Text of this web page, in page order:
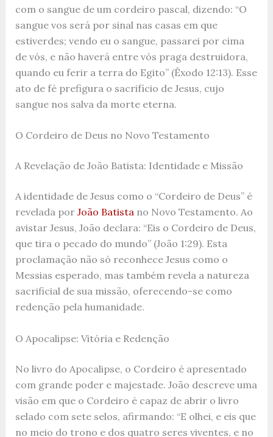
com o sangue de um cordeiro pascal, dizendo: “O
sangue vos será por sinal nas casas em que
estiverdes; vendo eu o sangue, passarei por cima
de vós, e não haverá entre vós praga destruidora,
quando eu ferir a terra do Egito” (Êxodo 12:13). Esse
ato de fé prefigura o sacrifício de Jesus, cujo
sangue nos salva da morte eterna.
O Cordeiro de Deus no Novo Testamento
A Revelação de João Batista: Identidade e Missão
A identidade de Jesus como o “Cordeiro de Deus” é
revelada por João Batistano Novo Testamento. Ao
avistar Jesus, João declara: “Eis o Cordeiro de Deus,
que tira o pecado do mundo” (João 1:29). Esta
proclamação não só reconhece Jesus como o
Messias esperado, mas também revela a natureza
sacrificial de sua missão, oferecendo-se como
redenção pela humanidade.
O Apocalipse: Vitória e Redenção
No livro do Apocalipse, o Cordeiro é apresentado
com grande poder e majestade. João descreve uma
visão em que o Cordeiro é capaz de abrir o livro
selado com sete selos, afirmando: “E olhei, e eis que
no meio do trono e dos quatro seres viventes, e no